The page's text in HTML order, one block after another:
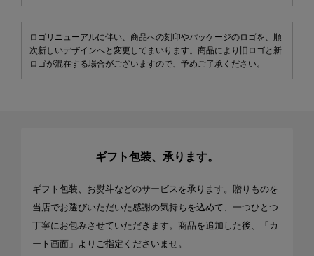
ロゴリニューアルに伴い、商品への刻印やパッケージのロゴを、順
次新しいデザインへと変更してまいります。商品により旧ロゴと新
ロゴが混在する場合がございますので、予めご了承ください。
ギフト包装、承ります。
ギフト包装、お熨斗などのサービスを承ります。贈りものを
当店でお選びいただいた感謝の気持ちを込めて、一つひとつ
丁寧にお包みさせていただきます。商品を追加した後、「カ
ート画面」よりご指定くださいませ。